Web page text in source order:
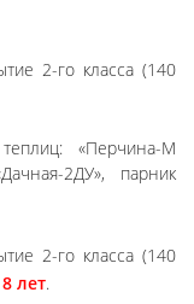
2-го класса (140
«Перчина-М
2ДУ», парник
2-го класса (140
8 лет.